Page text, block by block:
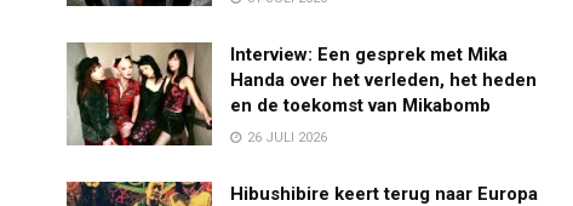
Interview: Een gesprek met Mika
Handa over het verleden, het heden
en de toekomst van Mikabomb
26 JULI 2026
Hibushibire keert terug naar Europa